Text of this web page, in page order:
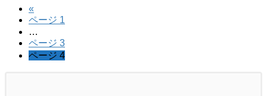
«
ページ 1
…
ページ 3
ページ 4